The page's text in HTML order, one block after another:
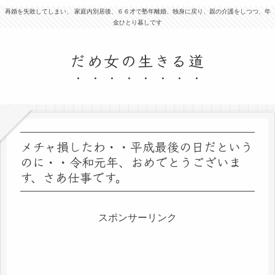
再婚を失敗してしまい、 家庭内別居後、６６才で塾年離婚、独身に戻り、親の介護をしつつ、年
金ひとり暮しです
だめ女の生きる道
メチャ損したわ・・平成最後の日だという
のに・・令和元年、おめでとうございま
す、さあ仕事です。
スポンサーリンク